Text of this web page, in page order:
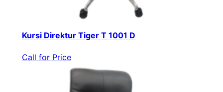
Kursi Direktur Tiger T 1001 D
Call for Price